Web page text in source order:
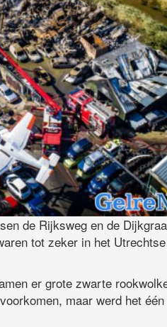
de Rijksweg en de
tot zeker in het
er grote zwarte
maar werd het